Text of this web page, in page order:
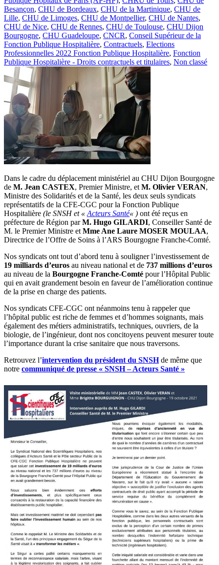
Besançon, CHU de Bordeaux, CHU de la Martinique, CHU de
Lille, CHU de Limoges, CHU de Montpellier, CHU de Nantes,
CHU de Nice, CHU de Rennes, CHU de Toulouse, CHU Dijon
Bourgogne, CHU Guadeloupe, CNCR, Conseil Supérieur de la
Fonction Publique Hospitalière, Contractuels, Elections
Professionnelles 2022 Fonction Publique Hospitalière, Fonction
Publique Hospitalière - Droits contractuels et titulaires, Non classé
Dans le cadre du déplacement ministériel au CHU Dijon Bourgogne
de M. Jean CASTEX, Premier Ministre, et M. Olivier VERAN,
Ministre des Solidarités et de la Santé, les deux seuls syndicats
représentatifs de la CFE-CGC pour la Fonction Publique
Hospitalière (le SNSH et « Acteurs Santé« ) ont été reçus en
préfecture de Région parM. Hugo GILARDI, Conseiller Santé de
M. le Premier Ministre et Mme Ane Laure MOSER MOULAA,
Directrice de l’Offre de Soins à l’ARS Bourgogne Franche-Comté.
Nos syndicats ont tout d’abord tenu à souligner l’investissement de
19 milliards d’euros au niveau national et de 737 millions d’euros
au niveau de la Bourgogne Franche-Comté pour l’Hôpital Public
qui en avait grandement besoin en faveur de l’amélioration continue
de la prise en charge des patients.
Nos syndicats CFE-CGC ont néanmoins tenu à rappeler que
l’hôpital public est riche de femmes et d’hommes soignants, mais
également des métiers administratifs, techniques, ouvriers, de la
biologie, de l’ingénieur, dont nos concitoyens peuvent mesurer toute
l’importance durant la crise sanitaire que nous traversons.
Retrouvez l’intervention du président du SNSHde même que
notre communiqué de presse « SNSH – Acteurs Santé »